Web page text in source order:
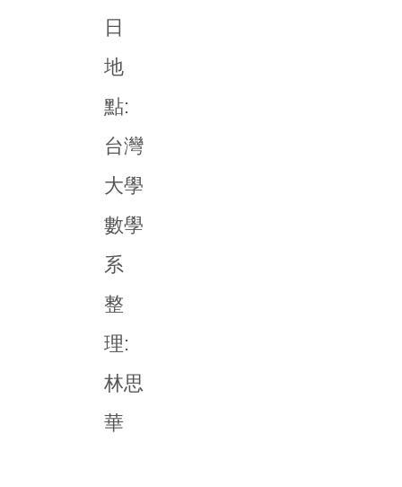
日
地
點:
台灣
大學
數學
系
整
理:
林思
華